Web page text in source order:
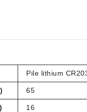
Pile lithium
65
16